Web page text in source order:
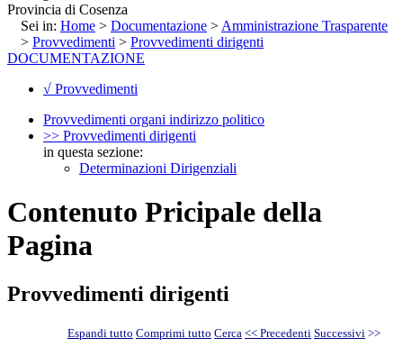
Provincia di Cosenza
Sei in: Home > Documentazione > Amministrazione Trasparente
> Provvedimenti > Provvedimenti dirigenti
DOCUMENTAZIONE
√ Provvedimenti
Provvedimenti organi indirizzo politico
>> Provvedimenti dirigenti
in questa sezione:
Determinazioni Dirigenziali
Contenuto Pricipale della
Pagina
Provvedimenti dirigenti
Espandi tutto Comprimi tutto Cerca << Precedenti Successivi >>